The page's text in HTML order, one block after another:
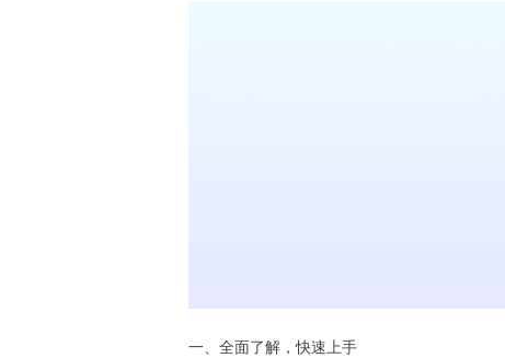
一、全面了解，快速上手